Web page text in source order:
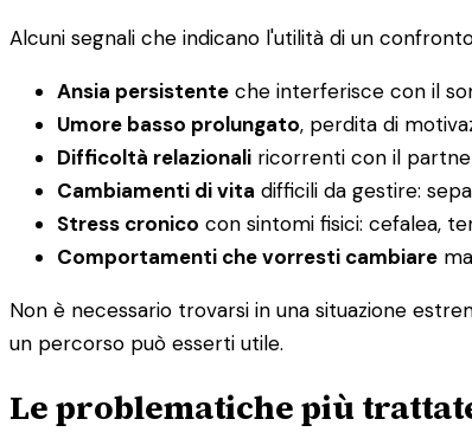
Alcuni segnali che indicano l'utilità di un
Ansia persistente che interferisce con il
Umore basso prolungato, perdita di
Difficoltà relazionali ricorrenti con il
Cambiamenti di vita difficili da gestire:
Stress cronico con sintomi fisici: cefalea,
Comportamenti che vorresti cambiare
Non è necessario trovarsi in una situazione
un percorso può esserti utile.
Le problematiche più